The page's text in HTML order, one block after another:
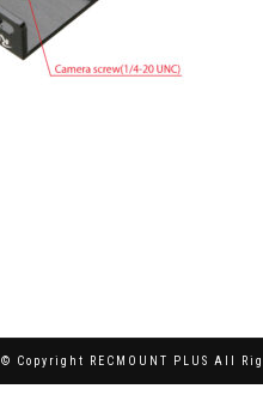
© Copyright RECMOUNT PLUS All